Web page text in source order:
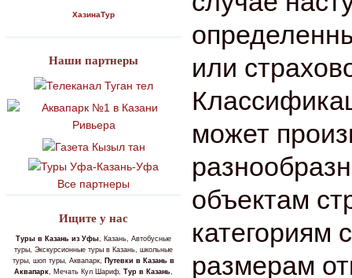
ХазинаТур
Наши партнеры
Все партнеры
Ищите у нас
Туры в Казань из Уфы, Казань, Автобусные
туры, Экскурсионные туры в Казань, школьные
туры, шоп туры, Аквапарк, Путевки в Казань в
Аквапарк, Мечать Кул Шариф, Тур в Казань,
или
может
объектам
категориям
размерам